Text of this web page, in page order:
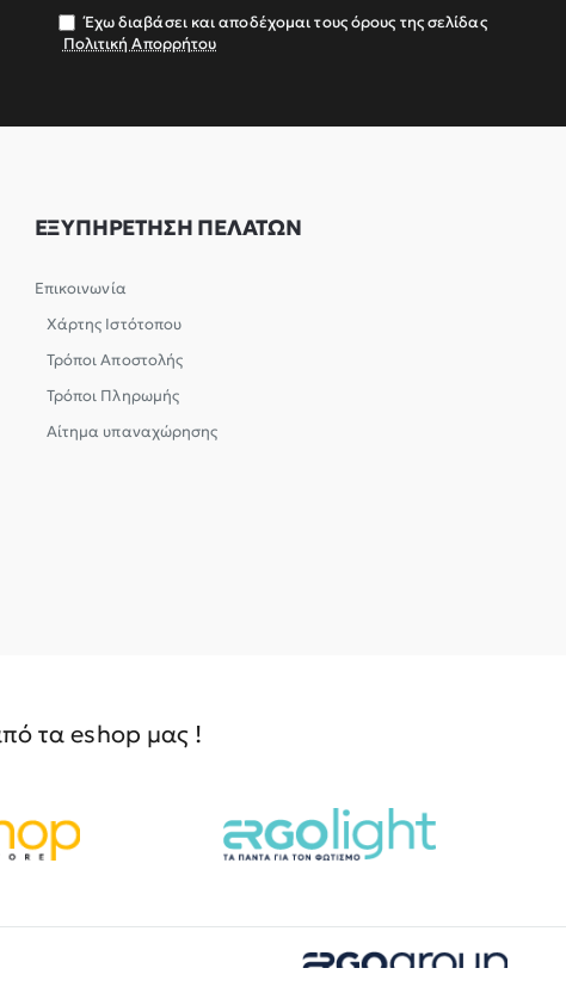
σας
Έχω διαβάσει και αποδέχομαι τους όρους της σελίδας
Πολιτική Απορρήτου
ΕΞΥΠΗΡΕΤΗΣΗ ΠΕΛΑΤΩΝ
Επικοινωνία
Χάρτης Ιστότοπου
Τρόποι Αποστολής
Τρόποι Πληρωμής
Αίτημα υπαναχώρησης
τα eshop μας !